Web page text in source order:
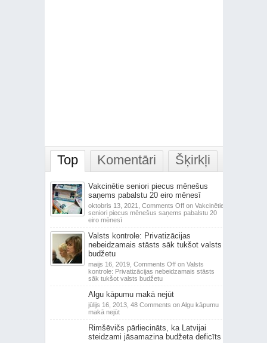
Top Komentāri Šķirkļi
Vakcinētie seniori piecus mēnešus
saņems pabalstu 20 eiro mēnesī
oktobris 13, 2021, Comments Offon Vakcinētie
seniori piecus mēnešus saņems pabalstu 20
eiro mēnesī
Valsts kontrole: Privatizācijas
nebeidzamais stāsts sāk tukšot valsts
budžetu
maijs 16, 2019, Comments Offon Valsts
kontrole: Privatizācijas nebeidzamais stāsts
sāk tukšot valsts budžetu
Algu kāpumu makā nejūt
jūlijs 16, 2013, 48 Comments on Algu kāpumu
makā nejūt
Rimšēvičs pārliecināts, ka Latvijai
steidzami jāsamazina budžeta deficīts